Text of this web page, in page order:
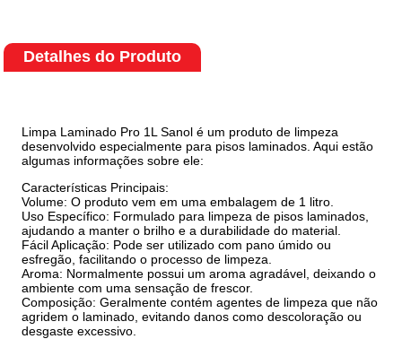
Detalhes do Produto
Limpa Laminado Pro 1L Sanol é um produto de limpeza
desenvolvido especialmente para pisos laminados. Aqui estão
algumas informações sobre ele:
Características Principais:
Volume: O produto vem em uma embalagem de 1 litro.
Uso Específico: Formulado para limpeza de pisos laminados,
ajudando a manter o brilho e a durabilidade do material.
Fácil Aplicação: Pode ser utilizado com pano úmido ou
esfregão, facilitando o processo de limpeza.
Aroma: Normalmente possui um aroma agradável, deixando o
ambiente com uma sensação de frescor.
Composição: Geralmente contém agentes de limpeza que não
agridem o laminado, evitando danos como descoloração ou
desgaste excessivo.